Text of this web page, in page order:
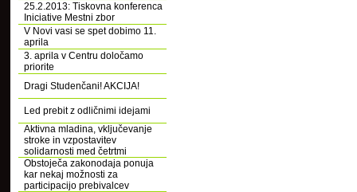
25.2.2013: Tiskovna konferenca
Iniciative Mestni zbor
V Novi vasi se spet dobimo 11.
aprila
3. aprila v Centru določamo
priorite
Dragi Studenčani! AKCIJA!
Led prebit z odličnimi idejami
Aktivna mladina, vključevanje
stroke in vzpostavitev
solidarnosti med četrtmi
Obstoječa zakonodaja ponuja
kar nekaj možnosti za
participacijo prebivalcev